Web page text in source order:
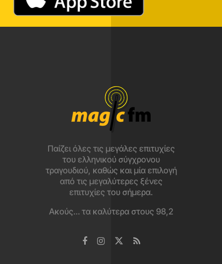
Παίζει όλες τις μεγάλες επιτυχίες
του ελληνικού σύγχρονου
τραγουδιού, καθώς και μία επιλογή
από τις μεγαλύτερες ξένες
επιτυχίες του σήμερα.
Ακούς… τα καλύτερα στους 98,2